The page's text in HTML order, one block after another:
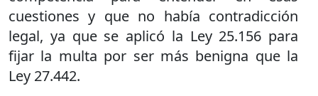
cuestiones y que no había contradicción
legal, ya que se aplicó la Ley 25.156 para
fijar la multa por ser más benigna que la
Ley 27.442.